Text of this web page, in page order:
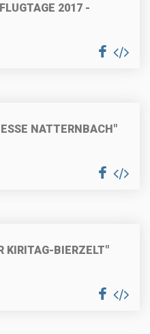
2017 -
NATTERNBACH"
KIRITAG-BIERZELT"